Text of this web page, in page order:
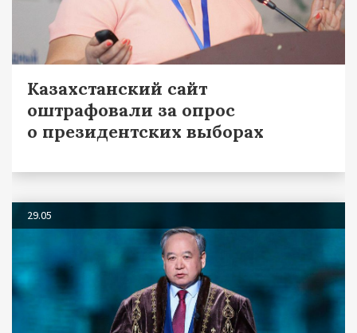
Казахстанский сайт
оштрафовали за опрос
о президентских выборах
29.05